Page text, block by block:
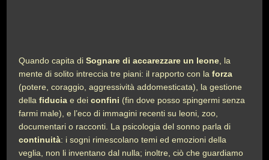
Quando capita diSognare di accarezzare un leone , la
mente di solito intreccia tre piani: il rapporto con laforza
(potere, coraggio, aggressività addomesticata), la gestione
dellafiducia e deiconfini (fin dove posso spingermi senza
farmi male), e l’eco di immagini recenti su leoni, zoo,
documentari o racconti. La psicologia del sonno parla di
continuità: i sogni rimescolano temi ed emozioni della
veglia, non li inventano dal nulla; inoltre, ciò che guardiamo